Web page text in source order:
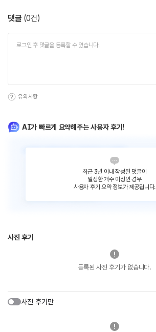
댓글 (0건)
유의사항
AI가 빠르게 요약해주는 사용자 후기!
최근 3년 이내 작성된 댓글이
일정한 개수 이상인 경우
사용자 후기 요약 정보가 제공됩니다.
사진 후기
등록된 사진 후기가 없습니다.
사진 후기만